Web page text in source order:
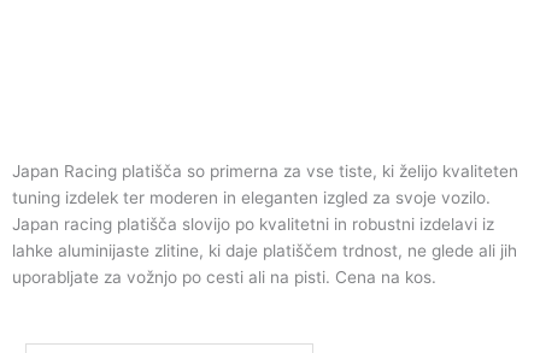
Japan Racing platišča so primerna za vse tiste, ki želijo kvaliteten
tuning izdelek ter moderen in eleganten izgled za svoje vozilo.
Japan racing platišča slovijo po kvalitetni in robustni izdelavi iz
lahke aluminijaste zlitine, ki daje platiščem trdnost, ne glede ali jih
uporabljate za vožnjo po cesti ali na pisti. Cena na kos.